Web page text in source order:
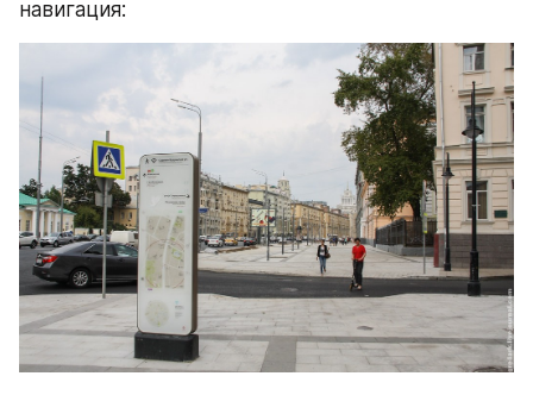
навигация: